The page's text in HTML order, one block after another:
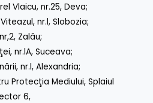
Vlaicu, nr.25, Deva;
nr.l, Slobozia;
Zalău;
nr.lA, Suceava;
nr.l, Alexandria;
Protecţia Mediului, Splaiul
6,